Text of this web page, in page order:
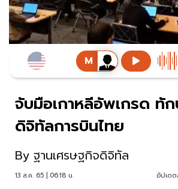
จับมือเกาหลีอัพเกรด ทั
ดิจิทัลการบินไทย
By ฐานเศรษฐกิจดิจิทัล
13 ส.ค. 65 | 06:18 น. อัปเด